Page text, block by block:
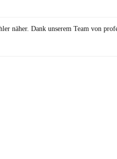
Dank unserem Team von